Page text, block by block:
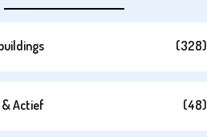
(328)
Actief (48)